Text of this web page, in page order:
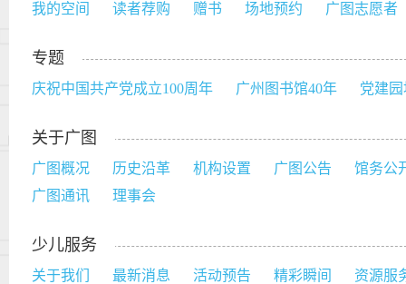
我的空间 读者荐购 赠书 场地预约 广图志愿者
专题
庆祝中国共产党成立100周年 广州图书馆40年 党建
关于广图
广图概况 历史沿革 机构设置 广图公告
馆务公
广图通讯
理事会
少儿服务
关于我们 最新消息 活动预告 精彩瞬间 资源服